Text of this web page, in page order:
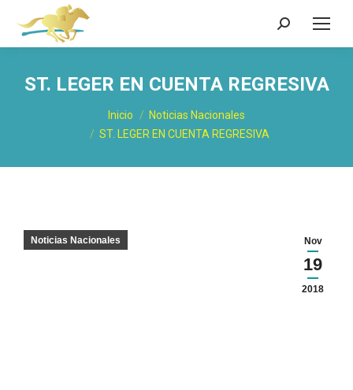
Buscar:
ST. LEGER EN CUENTA REGRESIVA
Inicio
Noticias Nacionales
ST. LEGER EN CUENTA REGRESIVA
Nov
19
2018
Noticias Nacionales